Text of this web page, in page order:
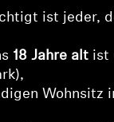
ist jeder,
18 Jahre alt ist
Wohnsitz